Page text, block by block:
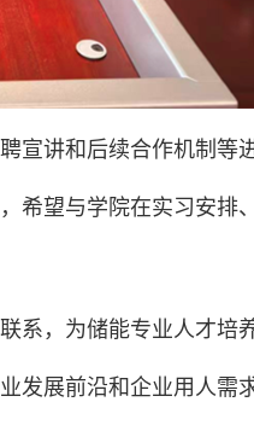
宣讲和后续合作机制等
希望与学院在实习安排
系，为储能专业人才培
发展前沿和企业用人需